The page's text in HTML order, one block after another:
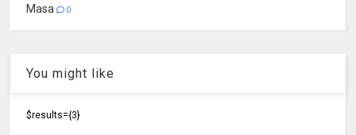
Masa
0
You might like
$results={3}